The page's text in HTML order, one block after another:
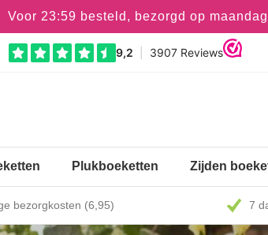
Voor 23:59 besteld, bezorgd op
Plukboeketten Zijden
bezorgkosten (6,95) 7